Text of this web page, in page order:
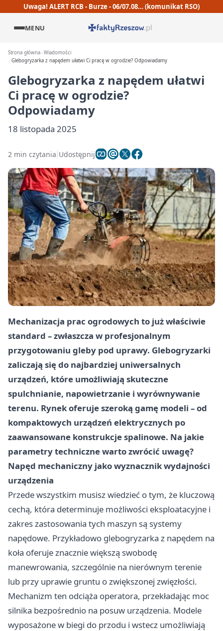
Uwaga! ALERT RCB - Burze - 06/07.08… (komunikat RSO)
MENU
Strona główna Wiadomości
Glebogryzarka z napędem ułatwi Ci pracę w ogrodzie? Odpowiadamy
Glebogryzarka z napędem ułatwi
Ci pracę w ogrodzie?
Odpowiadamy
18 listopada 2025
2 min czytania Udostępnij
Mechanizacja prac ogrodowych to już właściwie
standard – zwłaszcza w profesjonalnym
przygotowaniu gleby pod uprawy. Glebogryzarki
zaliczają się do najbardziej uniwersalnych
urządzeń, które umożliwiają skuteczne
spulchnianie, napowietrzanie i wyrównywanie
terenu. Rynek oferuje szeroką gamę modeli – od
kompaktowych urządzeń elektrycznych po
zaawansowane konstrukcje spalinowe. Na jakie
parametry techniczne warto zwrócić uwagę?
Napęd mechaniczny jako wyznacznik wydajności
urządzenia
Przede wszystkim musisz wiedzieć o tym, że kluczową
cechą, która determinuje możliwości eksploatacyjne i
zakres zastosowania tych maszyn są systemy
napędowe. Przykładowo glebogryzarka z napędem na
koła oferuje znacznie większą swobodę
manewrowania, szczególnie na nierównym terenie
lub przy uprawie gruntu o zwiększonej zwięzłości.
Mechanizm ten odciąża operatora, przekładając moc
silnika bezpośrednio na posuw urządzenia. Modele
wyposażone w biegi do przodu i wstecz umożliwiają